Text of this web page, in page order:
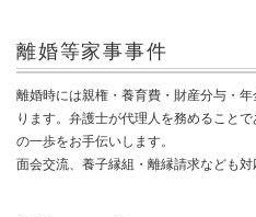
離婚等家事事件
離婚時には親権・養育費・財産分与・
ります。弁護士が代理人を務めること
の一歩をお手伝いします。
面会交流、養子縁組・離縁請求なども対